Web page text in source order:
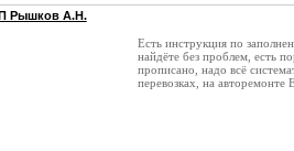
Рышков А.Н.
Есть инструкция по
найдёте без проблем, есть
прописано, надо всё
перевозках, на авторемонте